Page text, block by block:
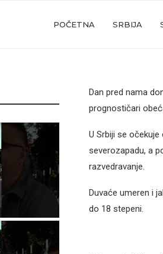
POČETNA SRBIJA
Dan pred nama
prognostičari
U Srbiji se
severozapadu, a
razvedravanje.
Duvaće umeren i
do 18 stepeni.